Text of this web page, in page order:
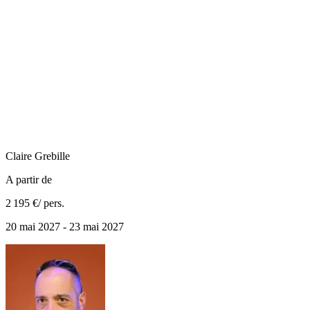
Claire Grebille
A partir de
2 195 €/ pers.
20 mai 2027 - 23 mai 2027